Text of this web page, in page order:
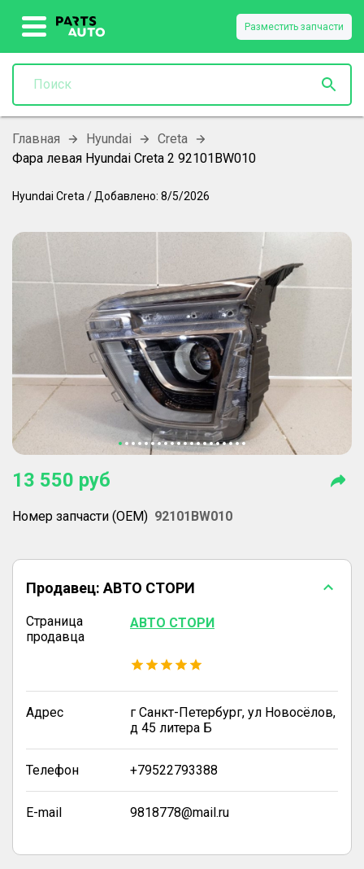
Разместить запчасти
Главная Hyundai
Creta
Фара левая Hyundai Creta 2 92101BW010
Hyundai Creta / Добавлено: 8/5/2026
13 550 руб
Номер запчасти (OEM) 92101BW010
Продавец: АВТО СТОРИ
Страница
продавца
АВТО СТОРИ
Адрес
г Санкт-Петербург, ул Новосёлов,
д 45 литера Б
Телефон +79522793388
E-mail 9818778@mail.ru